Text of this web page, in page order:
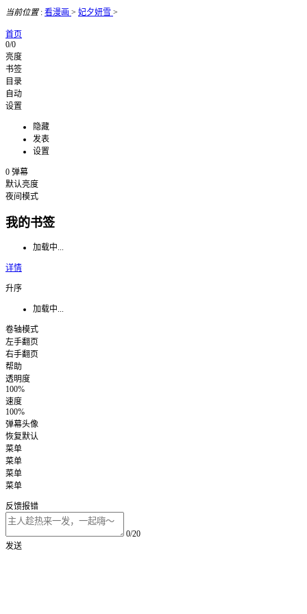
当前位置: 看漫画 > 妃夕妍雪 >
首页
0/0
亮度
书签
目录
自动
设置
隐藏
发表
设置
0 弹幕
默认亮度
夜间模式
我的书签
加载中...
详情
升序
加载中...
卷轴模式
左手翻页
右手翻页
帮助
透明度
100%
速度
100%
弹幕头像
恢复默认
菜单
菜单
菜单
菜单
反馈报错
0/20
发送